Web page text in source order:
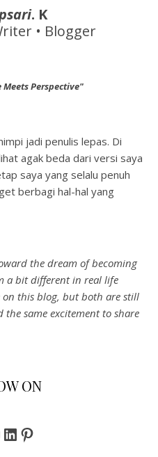
. K
• Blogger
Perspective"
jadi penulis lepas. Di
agak beda dari versi saya
saya yang selalu penuh
berbagi hal-hal yang
the dream of becoming
a bit different in real life
this blog, but both are still
same excitement to share
ON
LinkedInPinterest